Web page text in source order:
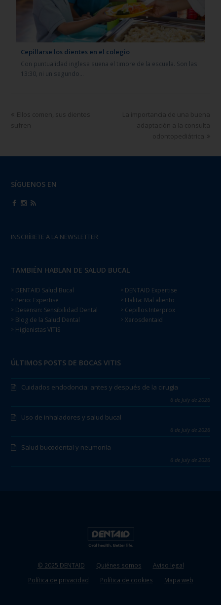
Cepillarse los dientes en el colegio
Con puntualidad inglesa suena el timbre de la escuela. Son las
13:30, ni un segundo…
Ellos comen, sus dientes
sufren
La importancia de una buena
adaptación a la consulta
odontopediátrica
SÍGUENOS EN
INSCRÍBETE A LA NEWSLETTER
TAMBIÉN HABLAN DE SALUD BUCAL
> DENTAID Salud Bucal
> Perio: Expertise
> Desensin: Sensibilidad Dental
> Blog de la Salud Dental
> Higienistas VITIS
> DENTAID Expertise
> Halita: Mal aliento
> Cepillos Interprox
> Xerosdentaid
ÚLTIMOS POSTS DE BOCAS VITIS
Cuidados endodoncia: antes y después de la cirugía
6 de July de 2026
Uso de inhaladores y salud bucal
6 de July de 2026
Salud bucodental y neumonía
6 de July de 2026
© 2025 DENTAID Quiénes somos
Aviso legal
Política de privacidad
Política de cookies Mapa web